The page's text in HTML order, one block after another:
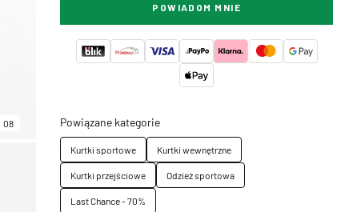
08
POWIADOM MNIE
Powiązane kategorie
Kurtki sportowe
Kurtki wewnętrzne
Kurtki przejściowe
Odzież sportowa
Last Chance - 70%